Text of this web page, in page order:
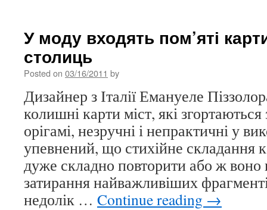
на
У моду входять пом’яті
столиць
Posted on 03/16/2011 by
Дизайнер з Італії Емануеле
колишні карти міст, які
орігамі, незручні і непрактичні у
упевнений, що стихійне складання
дуже складно повторити або ж воно
затирання найважливіших
недолік … Continue reading →